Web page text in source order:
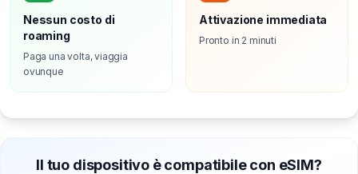
Nessun costo di
roaming
Paga una volta, viaggia
ovunque
Attivazione immediata
Pronto in 2 minuti
Il tuo dispositivo è compatibile con eSIM?